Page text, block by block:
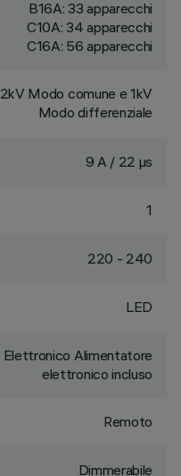
B16A: 33 apparecchi
C10A: 34 apparecchi
C16A: 56 apparecchi
2kV Modo comune e 1kV
Modo differenziale
9 A / 22 µs
1
220 - 240
LED
Elettronico Alimentatore
elettronico incluso
Remoto
Dimmerabile